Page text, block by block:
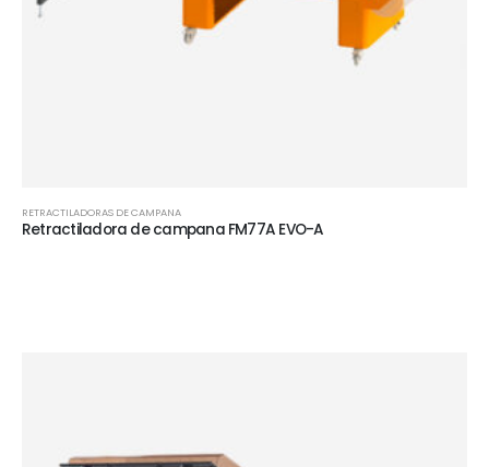
RETRACTILADORAS DE CAMPANA
Retractiladora de campana FM77A EVO-A